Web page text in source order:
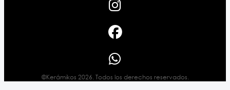
©Kerámikos 2026. Todos los derechos reservados.